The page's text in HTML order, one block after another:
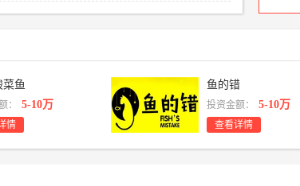
菜鱼
： 5-10万
情
鱼的错
投资金额： 5-10万
查看详情